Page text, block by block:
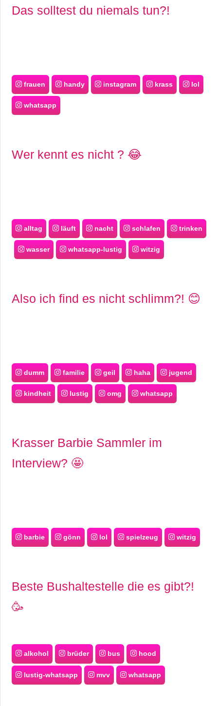
Das solltest du niemals tun?!
frauen handy instagram krass lol
whatsapp
Wer kennt es nicht ? 😂
alltag läuft nacht schlafen trinken
wasser whatsapp-lustig witzig
Also ich find es nicht schlimm?! 😊
dumm familie geil haha jugend
kindheit lustig omg whatsapp
Krasser Barbie Sammler im
Interview? 🤩
barbie gönn lol spielzeug witzig
Beste Bushaltestelle die es gibt?!
🥳
alkohol brüder bus hood
lustig-whatsapp mvv whatsapp